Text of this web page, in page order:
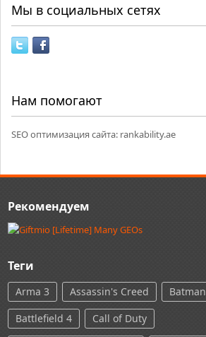
Мы в социальных сетях
Нам помогают
SEO оптимизация сайта: rankability.ae
Рекомендуем
Теги
Arma 3 Assassin's Creed
Batman
Battlefield 4
Call of Duty